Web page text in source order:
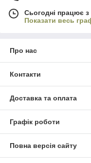
Сьогодні працює
Показати весь
Про нас
Контакти
Доставка та оплата
Графік роботи
Повна версія сайту